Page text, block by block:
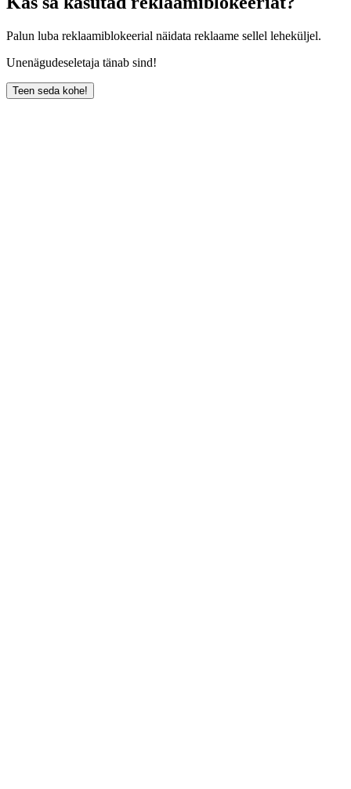
Palun luba reklaamiblokeerial näidata reklaame sellel leheküljel.
Unenägudeseletaja tänab sind!
Teen seda kohe!